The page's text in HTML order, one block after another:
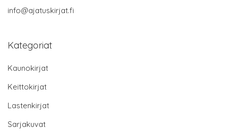
info@ajatuskirjat.fi
Kategoriat
Kaunokirjat
Keittokirjat
Lastenkirjat
Sarjakuvat